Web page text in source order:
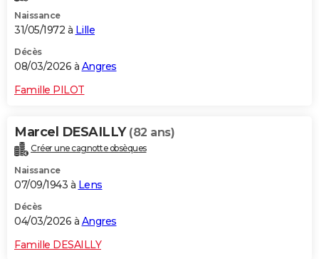
Destinations
City break
Voyage nature
Voyage de noces
Forum
Climat
+PHOTO
GUIDES D'ACHAT
Carte de Noël
Carte Bonne année
Carte Saint-Valentin
Carte Pâques
Carte d'anniversaire
DICTIONNAIRE
Dictionnaire
Biographies
Citations
Expressions
Proverbes
PROGRAMME TV
S'inscrire
Se connecter
Lycées
Collèges
Primaires
Universités
Entreprises
Service militaire
Avis de recherche
AVIS DE DÉCÈS
FORUM
Naissance
31/05/1972 à Lille
Décès
08/03/2026 à Angres
Famille PILOT
Marcel DESAILLY (82 ans)
Créer une cagnotte obsèques
Naissance
07/09/1943 à Lens
Décès
04/03/2026 à Angres
Famille DESAILLY